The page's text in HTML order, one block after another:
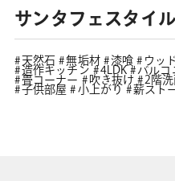
サンタフェスタイル
天然石 無垢材 漆喰 ウッ
造作キッチン
4LDK バルコ
畳コーナー
吹き抜け 2階洗
子供部屋
小上がり 薪スト